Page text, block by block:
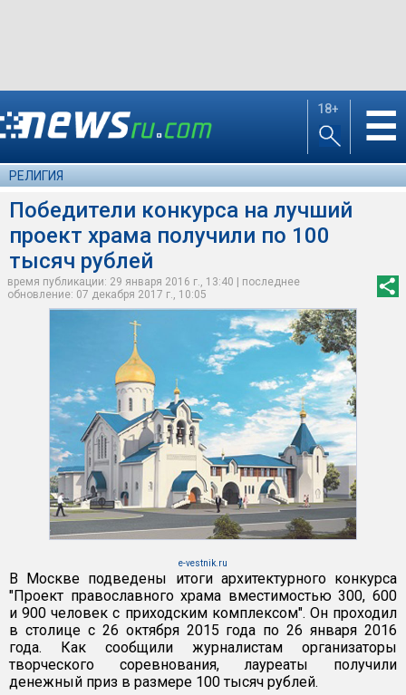
18+ ☰
РЕЛИГИЯ
Победители конкурса на лучший
проект храма получили по 100
тысяч рублей
время публикации: 29 января 2016 г., 13:40 | последнее
обновление: 07 декабря 2017 г., 10:05
e-vestnik.ru
В Москве подведены итоги архитектурного конкурса
"Проект православного храма вместимостью 300, 600
и 900 человек с приходским комплексом". Он проходил
в столице с 26 октября 2015 года по 26 января 2016
года. Как сообщили журналистам организаторы
творческого соревнования, лауреаты получили
денежный приз в размере 100 тысяч рублей.